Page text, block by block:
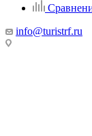
info@turistrf.ru